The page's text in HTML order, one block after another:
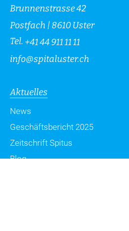
Brunnenstrasse 42
Postfach | 8610 Uster
Tel. +41 44 911 11 11
info@spitaluster.ch
Aktuelles
News
Geschäftsbericht 2025
Zeitschrift Spitus
Blog